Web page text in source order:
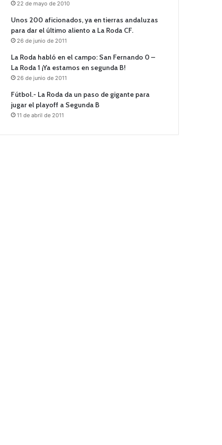
22 de mayo de 2010
Unos 200 aficionados, ya en tierras andaluzas
para dar el último aliento a La Roda CF.
26 de junio de 2011
La Roda habló en el campo: San Fernando 0 –
La Roda 1 ¡Ya estamos en segunda B!
26 de junio de 2011
Fútbol.- La Roda da un paso de gigante para
jugar el playoff a Segunda B
11 de abril de 2011